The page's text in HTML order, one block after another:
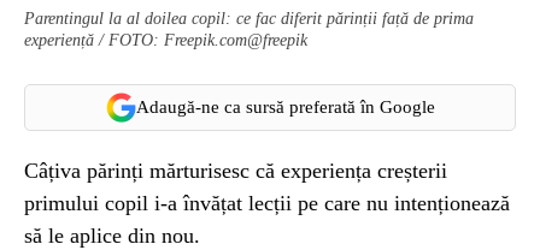
Parentingul la al doilea copil: ce fac diferit părinții față de prima
experiență / FOTO: Freepik.com@freepik
Adaugă-ne ca sursă preferată în Google
Câțiva părinți mărturisesc că experiența creșterii
primului copil i-a învățat lecții pe care nu intenționează
să le aplice din nou.